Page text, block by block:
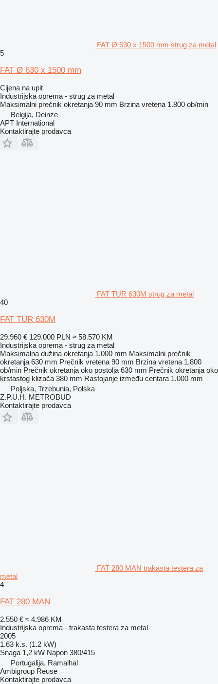
FAT Ø 630 x 1500 mm strug za metal
5
FAT Ø 630 x 1500 mm
Cijena na upit
Industrijska oprema - strug za metal
Maksimalni prečnik okretanja 90 mm Brzina vretena 1.800 ob/min
Belgija, Deinze
APT International
Kontaktirajte prodavca
FAT TUR 630M strug za metal
40
FAT TUR 630M
29.960 € 129.000 PLN ≈ 58.570 KM
Industrijska oprema - strug za metal
Maksimalna dužina okretanja 1.000 mm Maksimalni prečnik
okretanja 630 mm Prečnik vretena 90 mm Brzina vretena 1.800
ob/min Prečnik okretanja oko postolja 630 mm Prečnik okretanja oko
krstastog klizača 380 mm Rastojanje između centara 1.000 mm
Poljska, Trzebunia, Polska
Z.P.U.H. METROBUD
Kontaktirajte prodavca
FAT 280 MAN trakasta testera za
metal
4
FAT 280 MAN
2.550 € ≈ 4.986 KM
Industrijska oprema - trakasta testera za metal
2005
1.63 k.s. (1.2 kW)
Snaga 1,2 kW Napon 380/415
Portugalija, Ramalhal
Ambigroup Reuse
Kontaktirajte prodavca